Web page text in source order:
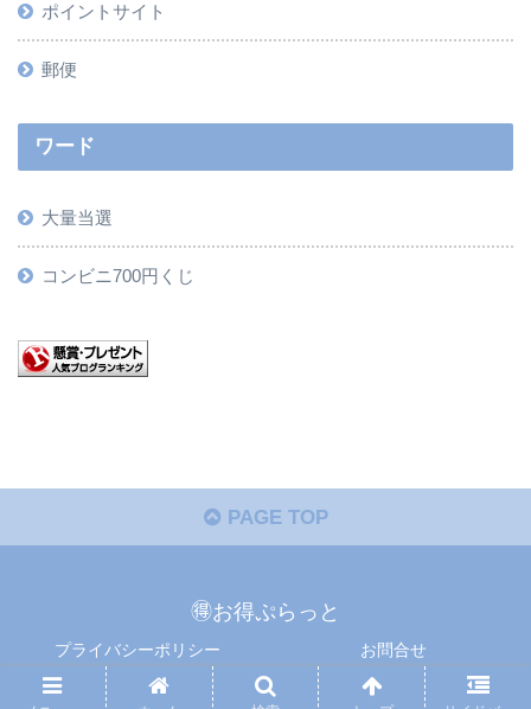
ポイントサイト
郵便
ワード
大量当選
コンビニ700円くじ
PAGE TOP
🉐お得ぷらっと
プライバシーポリシー お問合せ
Copyright © 懸賞ぷらっと All Rights Reserved.